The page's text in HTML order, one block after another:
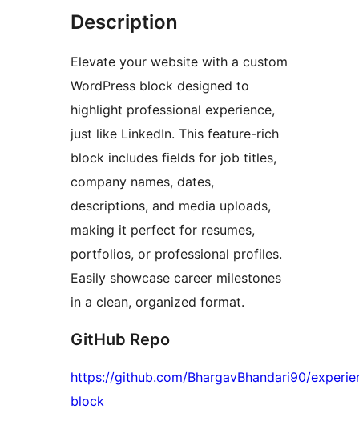
Description
Elevate your website with a custom
WordPress block designed to
highlight professional experience,
just like LinkedIn. This feature-rich
block includes fields for job titles,
company names, dates,
descriptions, and media uploads,
making it perfect for resumes,
portfolios, or professional profiles.
Easily showcase career milestones
in a clean, organized format.
GitHub Repo
https://github.com/BhargavBhandari90/
block